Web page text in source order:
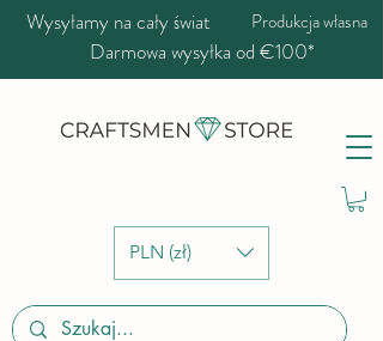
PLN (zł)
Wysyłamy na cały świat Produkcja własna
Darmowa wysyłka od €100*